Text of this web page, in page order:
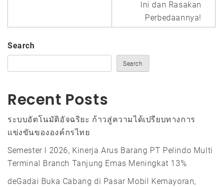
Ini dan Rasakan
Perbedaannya!
Search
Search
Recent Posts
ระบบอัตโนมัติอัจฉริยะ ก้าวสู่ความได้เปรียบทางการ
แข่งขันขององค์กรไทย
Semester I 2026, Kinerja Arus Barang PT Pelindo Multi
Terminal Branch Tanjung Emas Meningkat 13%
deGadai Buka Cabang di Pasar Mobil Kemayoran,